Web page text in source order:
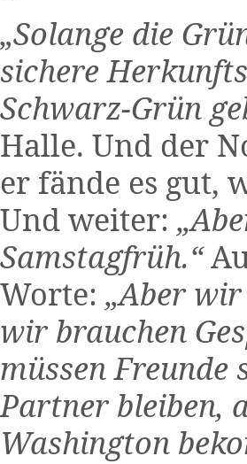
„Solange die
sichere
Schwarz-Grün
Halle. Und der
er fände es gut,
Und weiter:
Samstagfrüh.“
Worte: „Aber
wir brauchen
müssen Freunde
Partner bleiben,
Washington